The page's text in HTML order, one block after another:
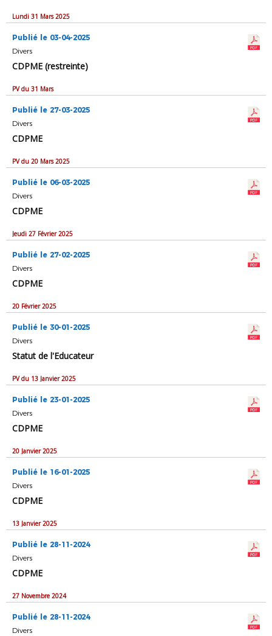
Lundi 31 Mars 2025
Publié le 03-04-2025
Divers
CDPME (restreinte)
PV du 31 Mars
Publié le 27-03-2025
Divers
CDPME
PV du 20 Mars 2025
Publié le 06-03-2025
Divers
CDPME
Jeudi 27 Février 2025
Publié le 27-02-2025
Divers
CDPME
20 Février 2025
Publié le 30-01-2025
Divers
Statut de l'Educateur
PV du 13 Janvier 2025
Publié le 23-01-2025
Divers
CDPME
20 Janvier 2025
Publié le 16-01-2025
Divers
CDPME
13 Janvier 2025
Publié le 28-11-2024
Divers
CDPME
27 Novembre 2024
Publié le 28-11-2024
Divers